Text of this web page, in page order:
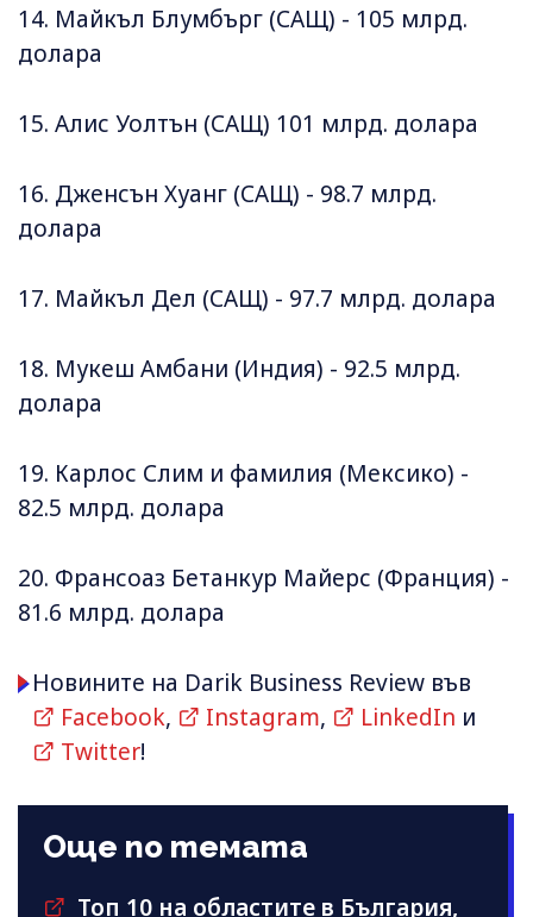
14. Майкъл Блумбърг (САЩ) - 105 млрд.
долара
15. Алис Уолтън (САЩ) 101 млрд. долара
16. Дженсън Хуанг (САЩ) - 98.7 млрд.
долара
17. Майкъл Дел (САЩ) - 97.7 млрд. долара
18. Мукеш Амбани (Индия) - 92.5 млрд.
долара
19. Карлос Слим и фамилия (Мексико) -
82.5 млрд. долара
20. Франсоаз Бетанкур Майерс (Франция) -
81.6 млрд. долара
Новините на Darik Business Review във
Facebook, Instagram, LinkedIn и
Twitter!
Още по темата
Топ 10 на областите в България,